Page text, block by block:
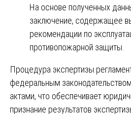
На основе полученных
заключение, содержащее
рекомендации по
противопожарной защиты.
Процедура экспертизы
федеральным
актами, что обеспечивает
признание результатов